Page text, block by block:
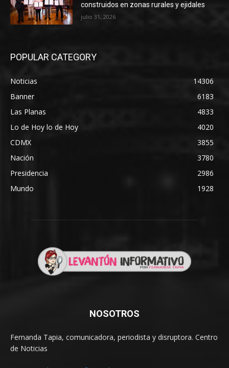
construidos en zonas rurales y ejidales
julio 31, 2026
POPULAR CATEGORY
Noticias
14306
Banner
6183
Las Planas
4833
Lo de Hoy lo de Hoy
4020
CDMX
3855
Nación
3780
Presidencia
2986
Mundo
1928
NOSOTROS
Fernanda Tapia, comunicadora, periodista y disruptora. Centro
de Noticias